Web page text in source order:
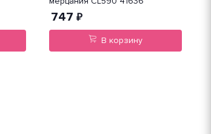
747 ₽
В корзину